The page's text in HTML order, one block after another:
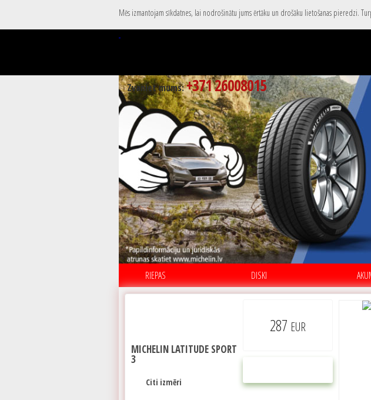
Mēs izmantojam sīkdatnes, lai nodrošinātu jums ērtāku un drošāku lietošanas pieredzi.
Zvaniet mums:+371 26008015
RIEPAS DISKI
287 EUR
MICHELIN LATITUDE SPORT
3
Citi izmēri